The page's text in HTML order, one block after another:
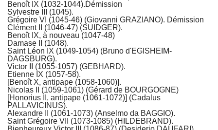
Benoît IX (1032-1044).Démission
Sylvestre III (1045).
Grégoire VI (1045-46) (Giovanni GRAZIANO). Démission
Clément II (1046-47) (SUIDGER).
Benoît IX, à nouveau (1047-48)
Damase II (1048).
Saint Léon IX (1049-1054) (Bruno d'EGISHEIM-
DAGSBURG).
Victor II (1055-1057) (GEBHARD).
Etienne IX (1057-58).
[Benoît X, antipape (1058-1060)].
Nicolas II (1059-1061) (Gérard de BOURGOGNE)
[Honorius II, antipape (1061-1072)] (Cadalus
PALLAVICINUS).
Alexandre II (1061-1073) (Anselmo da BAGGIO).
Saint Grégoire VII (1073-1085) (HILDEBRAND).